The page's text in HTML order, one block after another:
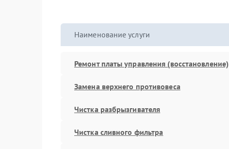
Наименование услуги
Ремонт платы управления (восстановление)
Замена верхнего противовеса
Чистка разбрызгивателя
Чистка сливного фильтра